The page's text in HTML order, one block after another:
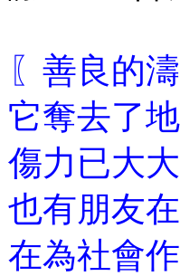
〖善良的
它奪去了
傷力已大
也有朋友
在為社會作